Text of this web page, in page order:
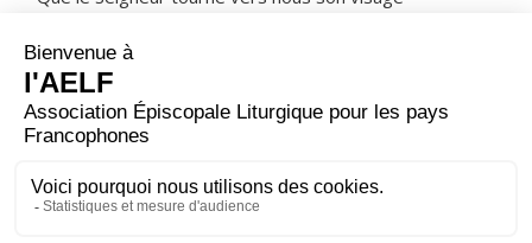
HYMNE : HEUREUSE ES-TU, VIERGE MARIE !
Heureuse es-tu, Vierge Marie !
Par toi, le salut est entré dans le monde.
Comblée de gloire, tu te réjouis devant le Seigneur,
Sainte Mère de Dieu,